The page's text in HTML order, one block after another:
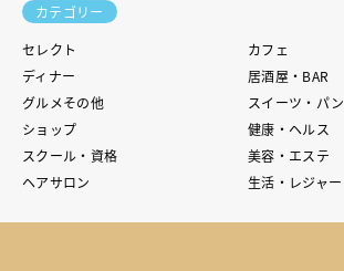
カテゴリー
セレクト
カフェ
ディナー
居酒屋・BAR
グルメその他
スイーツ・パン
ショップ
健康・ヘルス
スクール・資格
美容・エステ
ヘアサロン
生活・レジャー